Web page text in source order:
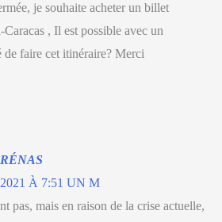
je souhaite acheter un billet
, Il est possible avec un
de faire cet itinéraire? Merci
À 7:51 UN M
pas, mais en raison de la crise actuelle,